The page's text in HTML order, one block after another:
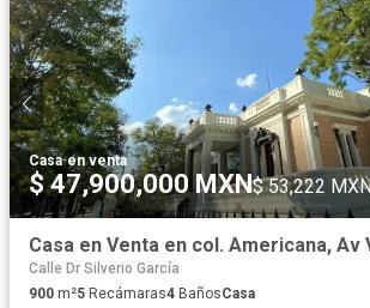
Casa·en venta
$ 47,900,000 MXN$ 53,222
Calle Dr Silverio García
900 m²5 Recámaras4 BañosCasa